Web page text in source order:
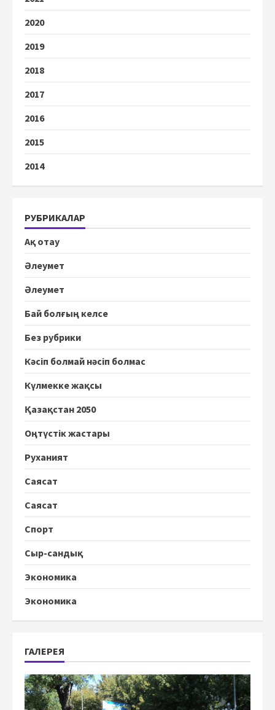
2020
2019
2018
2017
2016
2015
2014
РУБРИКАЛАР
Ақ отау
Әлеумет
Әлеумет
Бай болғың келсе
Без рубрики
Кәсіп болмай нәсіп болмас
Күлмекке жақсы
Қазақстан 2050
Оңтүстік жастары
Руханият
Саясат
Саясат
Спорт
Сыр-сандық
Экономика
Экономика
ГАЛЕРЕЯ